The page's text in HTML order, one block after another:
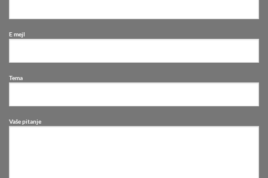
E mejl
Tema
Vaše pitanje